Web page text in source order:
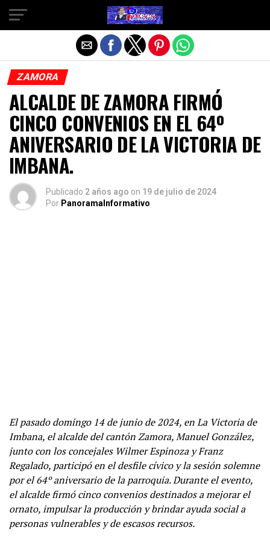
ZAMORA
ALCALDE DE ZAMORA FIRMÓ
CINCO CONVENIOS EN EL 64º
ANIVERSARIO DE LA VICTORIA DE
IMBANA.
Publicado 2 años ago on 19 de julio de 2024
Por PanoramaInformativo
El pasado domingo 14 de junio de 2024, en La Victoria de
Imbana, el alcalde del cantón Zamora, Manuel González,
junto con los concejales Wilmer Espinoza y Franz
Regalado, participó en el desfile cívico y la sesión solemne
por el 64º aniversario de la parroquia. Durante el evento,
el alcalde firmó cinco convenios destinados a mejorar el
ornato, impulsar la producción y brindar ayuda social a
personas vulnerables y de escasos recursos.
Salir de la versión móvil